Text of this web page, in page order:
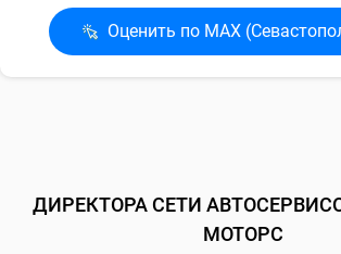
Оценить по MAX
ДИРЕКТОРА СЕТИ
МОТОРС